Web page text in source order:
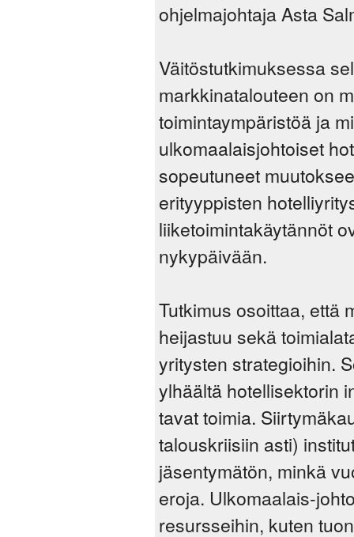
ohjelmajohtaja Asta
Väitöstutkimuksessa
markkinatalouteen on
toimintaympäristöä ja
ulkomaalaisjohtoiset
sopeutuneet
erityyppisten
liiketoimintakäytännöt
nykypäivään.
Tutkimus osoittaa, että
heijastuu sekä
yritysten strategioihin.
ylhäältä hotellisektorin
tavat toimia.
talouskriisiin asti)
jäsentymätön, minkä
eroja. Ulkomaalais-
resursseihin, kuten